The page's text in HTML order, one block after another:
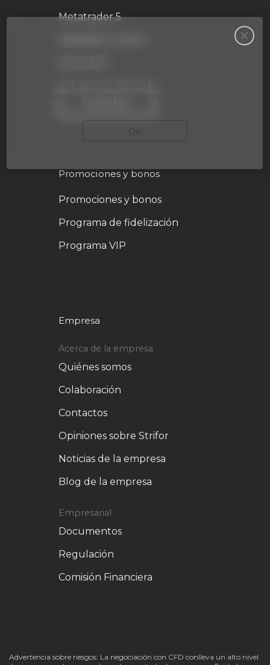
Metatrader 5
Promociones y bonos
Promociones y bonos
Programa de fidelización
Programa VIP
Empresa
Acerca de la empresa
Quiénes somos
Colaboración
Contactos
Opiniones sobre Strifor
Noticias de la empresa
Blog de la empresa
Empresarial
Documentos
Regulación
Comisión Financiera
Advertencia sobre riesgos: La negociación con CFD conlleva un alto nivel